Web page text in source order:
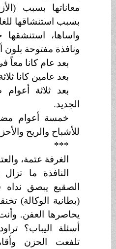
معاناتها بسبب
بسبب استنشاقها
واساها، استنشقها
ونافذة مفتوحة بلون
بعد عام كانا معاً
بعد عامين كانا ثلاثة.
بعد ثلاثة أعوام
الجديد.
خمسة أعوام مضت
للأشباح والريح
***
الغرفة عتمة،
النافذة ما تزال
الصقيع يبصق نداه
(بطانية الوكالة)
يحاصرها العفن. وأنت
أسئلة اليباب؟
تلفعت الحزن